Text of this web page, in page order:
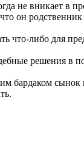
не вникает в
он
либо для
решения
бардаком сынок